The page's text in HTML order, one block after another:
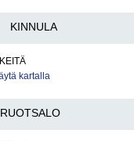
KINNULA
kartalla
RUOTSALO